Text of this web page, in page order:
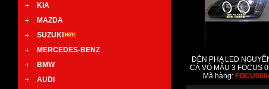
KIA
MAZDA
SUZUKI
MERCEDES-BENZ
BMW
AUDI
ĐÈN PHA LED
CẢ VỎ MẪU 3 FOCUS
Mã hàng: